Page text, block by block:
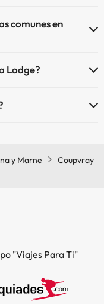
comunes en
Lodge?
y Marne
Coupvray
"Viajes Para Ti"